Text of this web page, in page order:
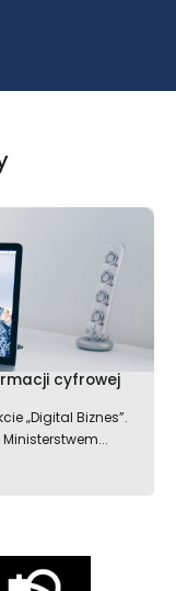
cyfrowej
„Digital Biznes”.